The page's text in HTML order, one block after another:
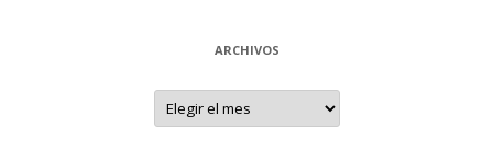
ARCHIVOS
Archivos